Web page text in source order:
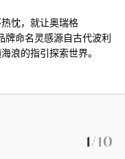
忱，就让奥瑞格
牌命名灵感源自古代波利
浪的指引探索世界。
1/10